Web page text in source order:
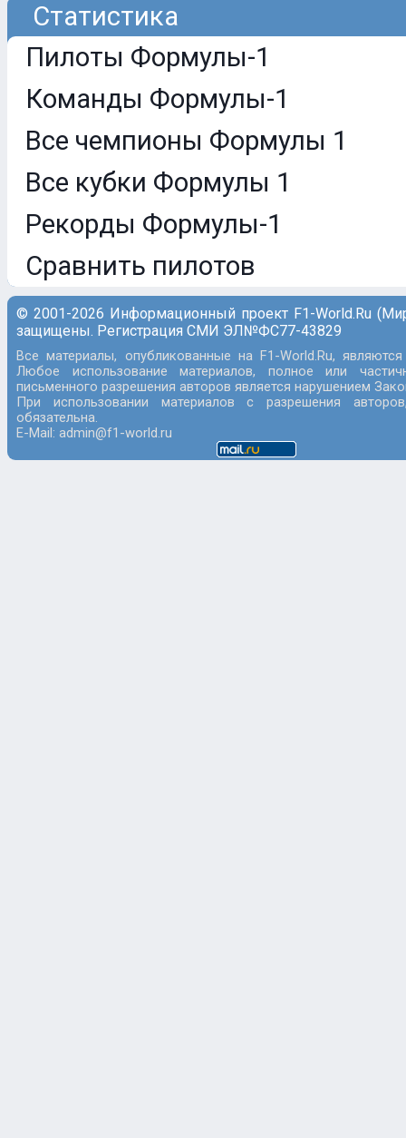
Статистика
Пилоты Формулы-1
Команды Формулы-1
Все чемпионы Формулы 1
Все кубки Формулы 1
Рекорды Формулы-1
Сравнить пилотов
© 2001-2026 Информационный проект F1-World.Ru
защищены. Регистрация СМИ ЭЛ№ФС77-43829
Все материалы, опубликованные на F1-World.Ru,
Любое использование материалов, полное или
письменного разрешения авторов является нарушением
При использовании материалов с разрешения
обязательна.
E-Mail: admin@f1-world.ru